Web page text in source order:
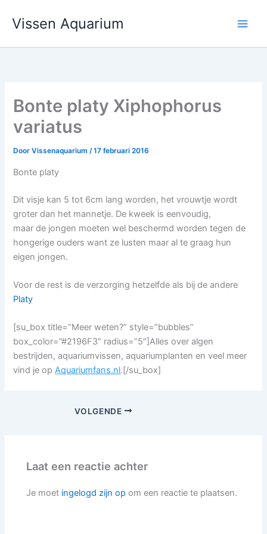
naar
inhoud
Vissen Aquarium
Bonte platy Xiphophorus
variatus
DoorVissenaquarium/17 februari 2016
Bonte platy
Dit visje kan 5 tot 6cm lang worden, het vrouwtje wordt
groter dan het mannetje. De kweek is eenvoudig,
maar de jongen moeten wel beschermd worden tegen de
hongerige ouders want ze lusten maar al te graag hun
eigen jongen.
Voor de rest is de verzorging hetzelfde als bij de andere
Platy
[su_box title=”Meer weten?” style=”bubbles”
box_color=”#2196F3″ radius=”5″]Alles over algen
bestrijden, aquariumvissen, aquariumplanten en veel meer
vind je opAquariumfans.nl.[/su_box]
VOLGENDE
Laat een reactie achter
Je moet ingelogd zijn op om een reactie te plaatsen.